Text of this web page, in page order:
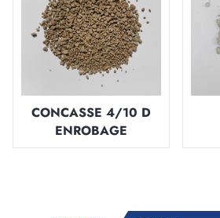
CONCASSE 4/10 D
ENROBAGE